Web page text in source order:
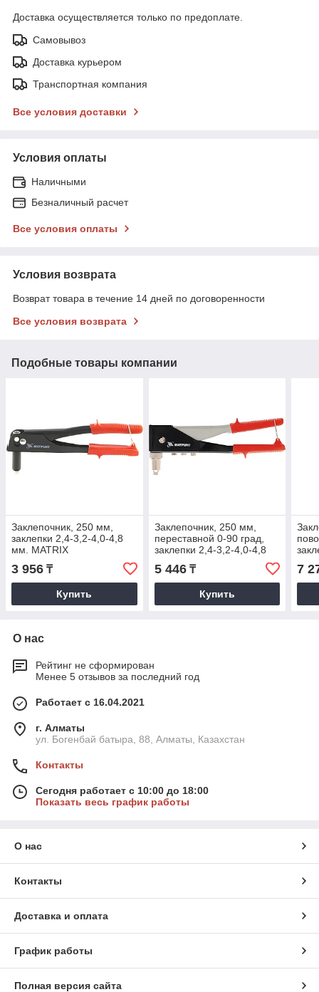
Доставка осуществляется только по предоплате.
Самовывоз
Доставка курьером
Транспортная компания
Все условия доставки
Условия оплаты
Наличными
Безналичный расчет
Все условия оплаты
Условия возврата
Возврат товара в течение 14 дней по договоренности
Все условия возврата
Подобные товары компании
Заклепочник, 250 мм,
заклепки 2,4-3,2-4,0-4,8
мм. MATRIX
3 956 ₸
Купить
Заклепочник, 250 мм,
переставной 0-90 град,
заклепки 2,4-3,2-4,0-4,8
мм. MATRIX
5 446₸
Купить
7
О нас
Рейтинг не сформирован
Менее 5 отзывов за последний год
Работает с 16.04.2021
г. Алматы
ул. Богенбай батыра, 88, Алматы, Казахстан
Контакты
Сегодня работает с 10:00 до 18:00
Показать весь график работы
О нас
Контакты
Доставка и оплата
График работы
Полная версия сайта